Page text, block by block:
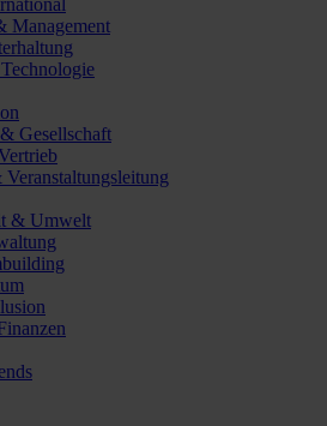
Management
Gesellschaft
& Umwelt